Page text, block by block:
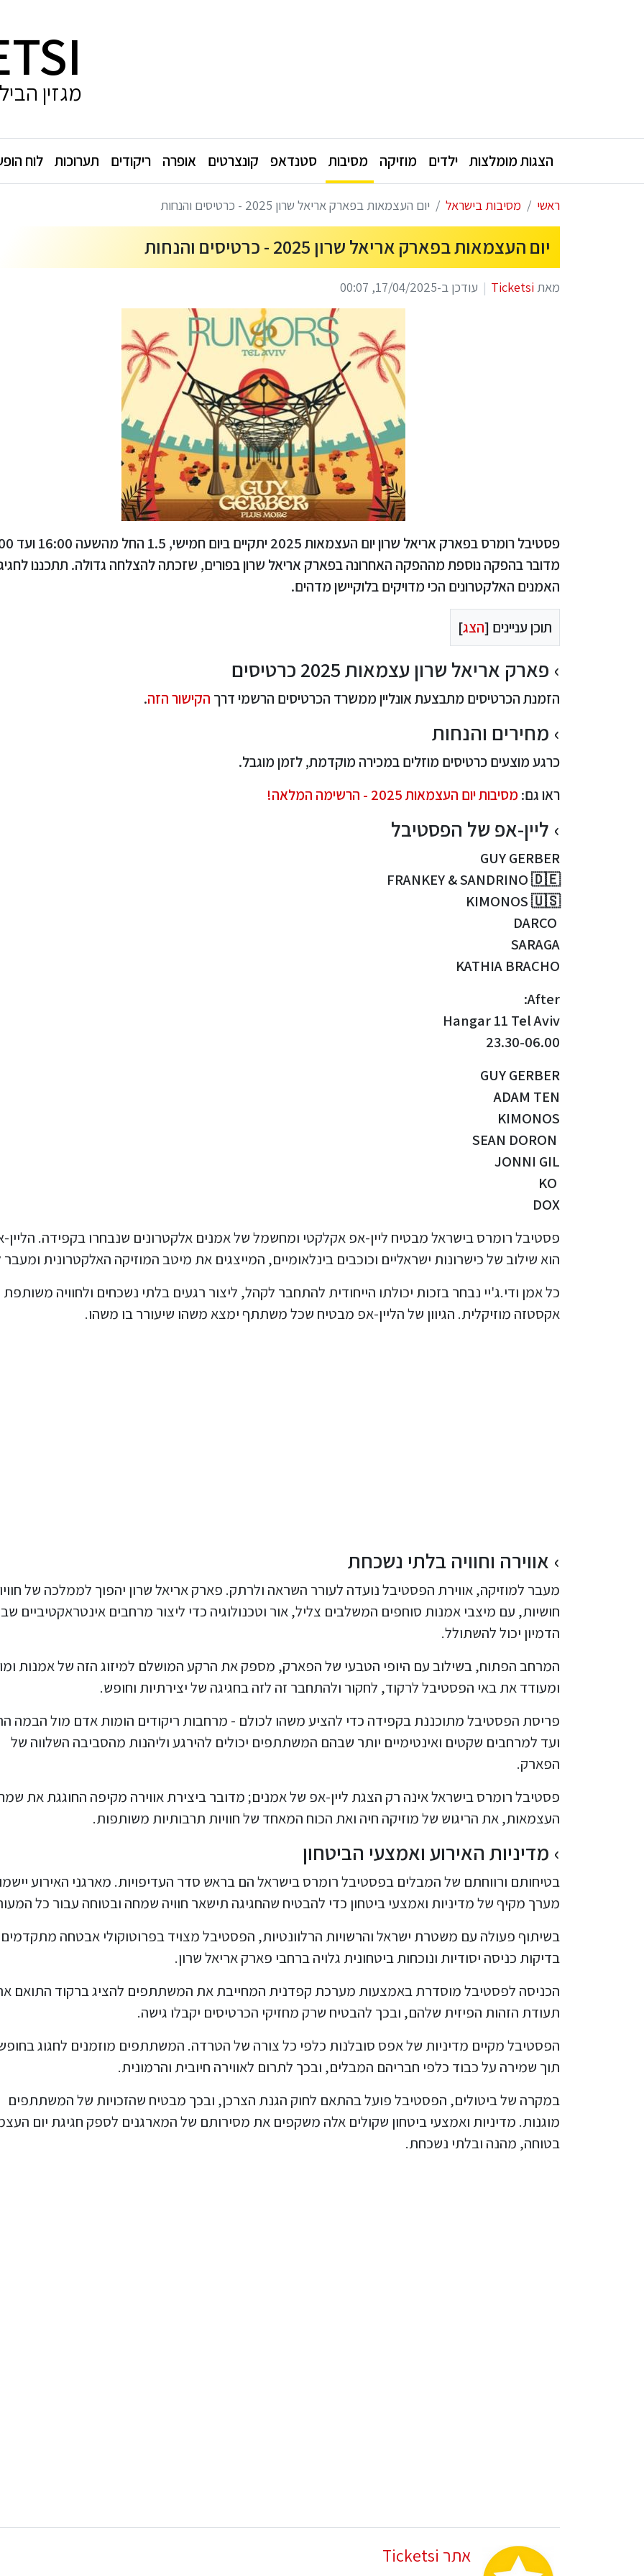
מגזין
הצגות מומלצות ילדים מוזיקה מסיבות סטנדאפ קונצרטים אופרה ריקודים תערוכות לוח
ראשי מסיבות בישראל יום העצמאות בפארק אריאל שרון 2025 - כרטיסים והנחות
יום העצמאות בפארק אריאל שרון 2025 - כרטיסים והנחות
מאת Ticketsi עודכן ב-17/04/2025, 00:07
מדובר בהפקה נוספת מההפקה האחרונה בפארק אריאל שרון בפורים, שזכתה להצלחה גדולה. תתכננו
האמנים האלקטרונים הכי מדויקים בלוקיישן מדהים.
תוכן עניינים [הצג]
פארק אריאל שרון עצמאות 2025 כרטיסים
הזמנת הכרטיסים מתבצעת אונליין ממשרד הכרטיסים הרשמי דרך הקישור הזה.
מחירים והנחות
כרגע מוצעים כרטיסים מוזלים במכירה מוקדמת, לזמן מוגבל.
ראו גם: מסיבות יום העצמאות 2025 - הרשימה המלאה!
ליין-אפ של הפסטיבל
GUY GERBER
FRANKEY & SANDRINO 🇩🇪
KIMONOS 🇺🇸
SARAGA
KATHIA BRACHO
After:
Hangar 11 Tel Aviv
23.30-06.00
GUY GERBER
ADAM TEN
KIMONOS
JONNI GIL
DOX
פסטיבל רומרס בישראל מבטיח ליין-אפ אקלקטי ומחשמל של אמנים אלקטרונים שנבחרו בקפידה.
הוא שילוב של כישרונות ישראליים וכוכבים בינלאומיים, המייצגים את מיטב המוזיקה האלקטרונית
כל אמן ודי.ג'יי נבחר בזכות יכולתו הייחודית להתחבר לקהל, ליצור רגעים בלתי נשכחים ולחוויה
אקסטזה מוזיקלית. הגיוון של הליין-אפ מבטיח שכל משתתף ימצא משהו שיעורר בו משהו.
אווירה וחוויה בלתי נשכחת
מעבר למוזיקה, אווירת הפסטיבל נועדה לעורר השראה ולרתק. פארק אריאל שרון יהפוך לממלכה של
חושיות, עם מיצבי אמנות סוחפים המשלבים צליל, אור וטכנולוגיה כדי ליצור מרחבים אינטראקטיביים
הדמיון יכול להשתולל.
המרחב הפתוח, בשילוב עם היופי הטבעי של הפארק, מספק את הרקע המושלם למיזוג הזה של אמנות
ומעודד את באי הפסטיבל לרקוד, לחקור ולהתחבר זה לזה בחגיגה של יצירתיות וחופש.
פריסת הפסטיבל מתוכננת בקפידה כדי להציע משהו לכולם - מרחבות ריקודים הומות אדם מול הבמה
ועד למרחבים שקטים ואינטימיים יותר שבהם המשתתפים יכולים להירגע וליהנות מהסביבה השלווה של
הפארק.
פסטיבל רומרס בישראל אינה רק הצגת ליין-אפ של אמנים; מדובר ביצירת אווירה מקיפה החוגגת את
העצמאות, את הריגוש של מוזיקה חיה ואת הכוח המאחד של חוויות תרבותיות משותפות.
מדיניות האירוע ואמצעי הביטחון
בטיחותם ורווחתם של המבלים בפסטיבל רומרס בישראל הם בראש סדר העדיפויות. מארגני האירוע
מערך מקיף של מדיניות ואמצעי ביטחון כדי להבטיח שהחגיגה תישאר חוויה שמחה ובטוחה עבור כל
בשיתוף פעולה עם משטרת ישראל והרשויות הרלוונטיות, הפסטיבל מצויד בפרוטוקולי אבטחה
בדיקות כניסה יסודיות ונוכחות ביטחונית גלויה ברחבי פארק אריאל שרון.
הכניסה לפסטיבל מוסדרת באמצעות מערכת קפדנית המחייבת את המשתתפים להציג ברקוד התואם
תעודת הזהות הפיזית שלהם, ובכך להבטיח שרק מחזיקי הכרטיסים יקבלו גישה.
הפסטיבל מקיים מדיניות של אפס סובלנות כלפי כל צורה של הטרדה. המשתתפים מוזמנים לחגוג
תוך שמירה על כבוד כלפי חבריהם המבלים, ובכך לתרום לאווירה חיובית והרמונית.
במקרה של ביטולים, הפסטיבל פועל בהתאם לחוק הגנת הצרכן, ובכך מבטיח שהזכויות של המשתתפים
מוגנות. מדיניות ואמצעי ביטחון שקולים אלה משקפים את מסירותם של המארגנים לספק חגיגת יום
בטוחה, מהנה ובלתי נשכחת.
אתר Ticketsi